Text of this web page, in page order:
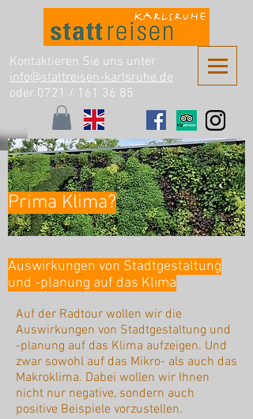
Kontaktieren Sie uns unter
info@stattreisen-karlsruhe.de
oder 0721 / 161 36 85
Prima Klima?
Auswirkungen von Stadtgestaltung
und -planung auf das Klima
Auf der Radtour wollen wir die
Auswirkungen von Stadtgestaltung und
-planung auf das Klima aufzeigen. Und
zwar sowohl auf das Mikro- als auch das
Makroklima. Dabei wollen wir Ihnen
nicht nur negative, sondern auch
positive Beispiele vorzustellen.